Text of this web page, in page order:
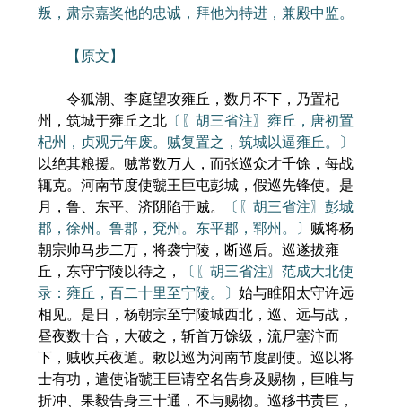
叛，肃宗嘉奖他的忠诚，拜他为特进，兼殿中监。
【原文】
令狐潮、李庭望攻雍丘，数月不下，乃置杞
州，筑城于雍丘之北 〔〖胡三省注〗雍丘，唐初置
杞州，贞观元年废。贼复置之，筑城以逼雍丘。〕
以绝其粮援。贼常数万人，而张巡众才千馀，每战
辄克。河南节度使虢王巨屯彭城，假巡先锋使。是
月，鲁、东平、济阴陷于贼。
〔〖胡三省注〗彭城
郡，徐州。鲁郡，兗州。东平郡，郓州。〕 贼将杨
朝宗帅马步二万，将袭宁陵，断巡后。巡遂拔雍
丘，东守宁陵以待之，
〔〖胡三省注〗范成大北使
录：雍丘，百二十里至宁陵。〕 始与睢阳太守许远
相见。是日，杨朝宗至宁陵城西北，巡、远与战，
昼夜数十合，大破之，斩首万馀级，流尸塞汴而
下，贼收兵夜遁。敕以巡为河南节度副使。巡以将
士有功，遣使诣虢王巨请空名告身及赐物，巨唯与
折冲、果毅告身三十通，不与赐物。巡移书责巨，